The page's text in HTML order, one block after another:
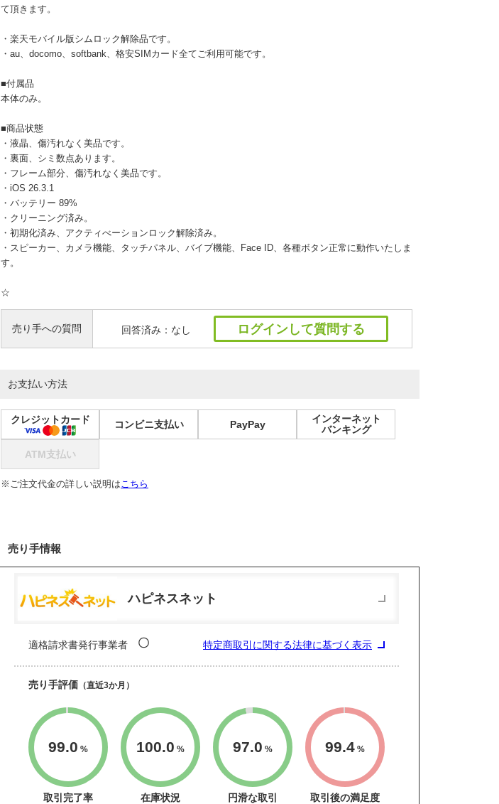
て頂きます。
・楽天モバイル版シムロック解除品です。
・au、docomo、softbank、格安SIMカード全てご利用可能です。
■付属品
本体のみ。
■商品状態
・液晶、傷汚れなく美品です。
・裏面、シミ数点あります。
・フレーム部分、傷汚れなく美品です。
・iOS 26.3.1
・バッテリー 89%
・クリーニング済み。
・初期化済み、アクティべーションロック解除済み。
・スピーカー、カメラ機能、タッチパネル、バイブ機能、Face ID、各種ボタン正常に動作いたしま
す。
☆
売り手への質問 回答済み：なし ログインして質問する
お支払い方法
クレジットカード コンビニ支払い PayPay
インターネット
バンキング
ATM支払い
※ご注文代金の詳しい説明はこちら
売り手情報
ハピネスネット
適格請求書発行事業者 〇 特定商取引に関する法律に基づく表示
売り手評価 （直近3か月）
99.0 %
取引完了率
100.0 %
在庫状況
97.0 %
円滑な取引
99.4 %
取引後の満足度